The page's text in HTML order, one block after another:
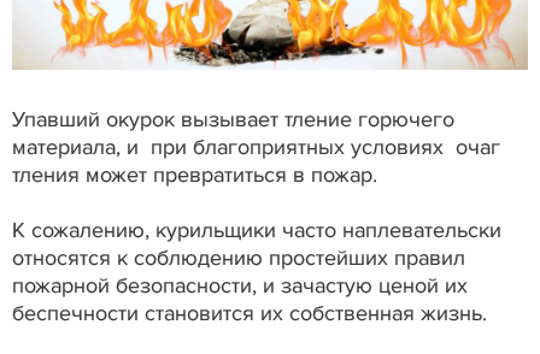
Упавший окурок вызывает тление горючего
материала, и при благоприятных условиях очаг
тления может превратиться в пожар.
К сожалению, курильщики часто наплевательски
относятся к соблюдению простейших правил
пожарной безопасности, и зачастую ценой их
беспечности становится их собственная жизнь.